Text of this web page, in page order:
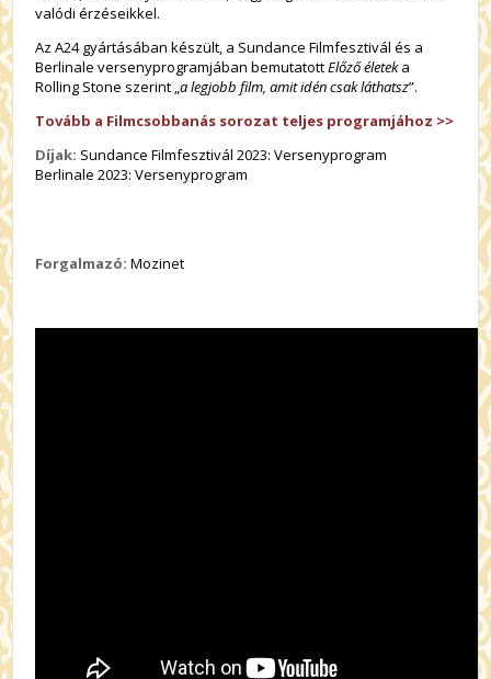
valódi érzéseikkel.
Az A24 gyártásában készült, a Sundance Filmfesztivál és a
Berlinale versenyprogramjában bemutatottElőző életeka
Rolling Stone szerint „a legjobb film, amit idén csak láthatsz”.
Tovább a Filmcsobbanás sorozat teljes programjához >>
Díjak: Sundance Filmfesztivál 2023: Versenyprogram
Berlinale 2023: Versenyprogram
Forgalmazó: Mozinet